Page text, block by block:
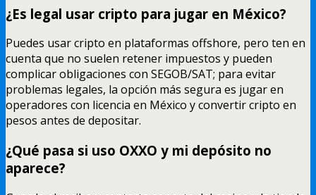
¿Es legal usar cripto para jugar en México?
Puedes usar cripto en plataformas offshore, pero ten en
cuenta que no suelen retener impuestos y pueden
complicar obligaciones con SEGOB/SAT; para evitar
problemas legales, la opción más segura es jugar en
operadores con licencia en México y convertir cripto en
pesos antes de depositar.
¿Qué pasa si uso OXXO y mi depósito no
aparece?